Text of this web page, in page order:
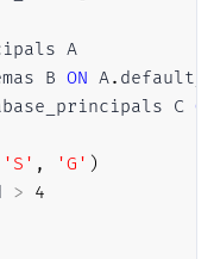
A
B ON A.
C
'S' , 'G' )
> 4